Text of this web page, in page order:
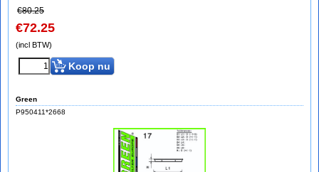
€80.25
€72.25
(incl BTW)
Koop nu
Green
P950411*2668